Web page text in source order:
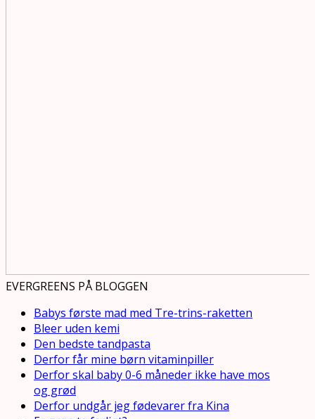
EVERGREENS PÅ BLOGGEN
Babys første mad med Tre-trins-raketten
Bleer uden kemi
Den bedste tandpasta
Derfor får mine børn vitaminpiller
Derfor skal baby 0-6 måneder ikke have mos
og grød
Derfor undgår jeg fødevarer fra Kina